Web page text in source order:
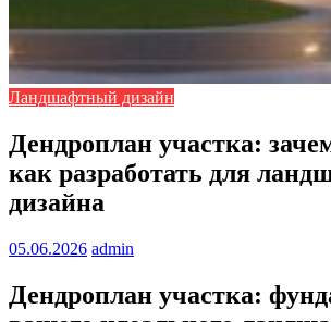
Ландшафтный дизайн
Дендроплан участка:
как разработать для
дизайна
05.06.2026 admin
Дендроплан участка: